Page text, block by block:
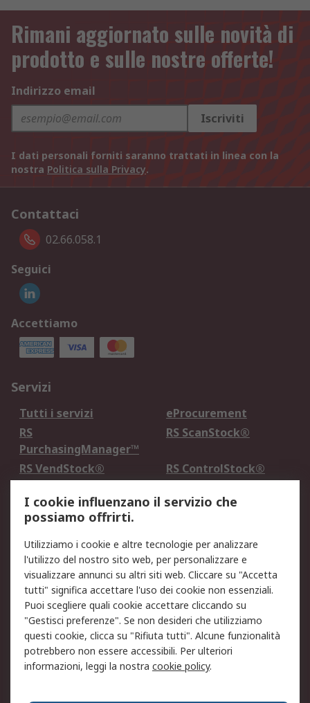
Rimani aggiornato sulle novità di
prodotto e sulle nostre offerte!
Indirizzo email
Iscriviti
I dati personali forniti saranno trattati in linea con la
nostra Politica sulla Privacy.
Contattaci
02.66.058.1
Seguici
Accettiamo
Servizi
Tutti i servizi
eProcurement
RS
PurchasingManager™
RS ScanStock®
RS VendStock®
RS ControlStock®
Legale
Informativa Cookie
Informativa Privacy -
Aggiornata
Email Security
Termini d'uso
Condizioni di vendita
Condizioni generali di
servizio
Etica e responsabilità
Chi Siamo
I cookie influenzano il servizio che
possiamo offrirti.
Utilizziamo i cookie e altre tecnologie per analizzare
l'utilizzo del nostro sito web, per personalizzare e
visualizzare annunci su altri siti web. Cliccare su "Accetta
tutti" significa accettare l'uso dei cookie non essenziali.
Puoi scegliere quali cookie accettare cliccando su
"Gestisci preferenze". Se non desideri che utilizziamo
questi cookie, clicca su "Rifiuta tutti". Alcune funzionalità
potrebbero non essere accessibili. Per ulteriori
informazioni, leggi la nostra cookie policy.